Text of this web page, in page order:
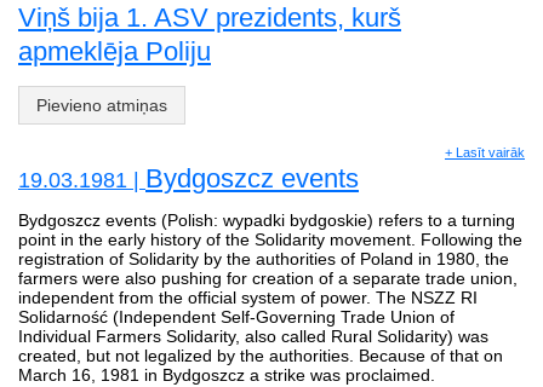
Viņš bija 1. ASV prezidents, kurš
apmeklēja Poliju
Pievieno atmiņas
+ Lasīt vairāk
19.03.1981 | Bydgoszcz events
Bydgoszcz events (Polish: wypadki bydgoskie) refers to a turning
point in the early history of the Solidarity movement. Following the
registration of Solidarity by the authorities of Poland in 1980, the
farmers were also pushing for creation of a separate trade union,
independent from the official system of power. The NSZZ RI
Solidarność (Independent Self-Governing Trade Union of
Individual Farmers Solidarity, also called Rural Solidarity) was
created, but not legalized by the authorities. Because of that on
March 16, 1981 in Bydgoszcz a strike was proclaimed.